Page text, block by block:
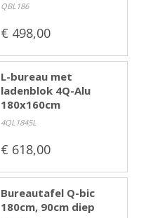
QBL186
€ 498,00
L-bureau met
ladenblok 4Q-Alu
180x160cm
4QL1845L
€ 618,00
Bureautafel Q-bic
180cm, 90cm diep